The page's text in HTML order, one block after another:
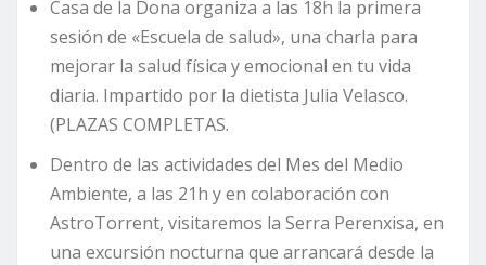
Casa de la Dona organiza a las 18h la primera
sesión de «Escuela de salud», una charla para
mejorar la salud física y emocional en tu vida
diaria. Impartido por la dietista Julia Velasco.
(PLAZAS COMPLETAS.
Dentro de las actividades del Mes del Medio
Ambiente, a las 21h y en colaboración con
AstroTorrent, visitaremos la Serra Perenxisa, en
una excursión nocturna que arrancará desde la